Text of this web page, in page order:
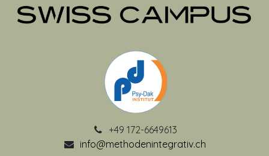
+49 172-6649613
info@methodenintegrativ.ch